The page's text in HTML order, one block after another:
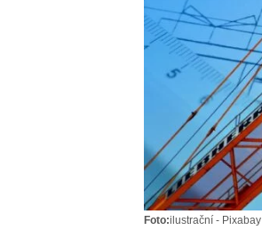
Foto:ilustrační - Pixabay